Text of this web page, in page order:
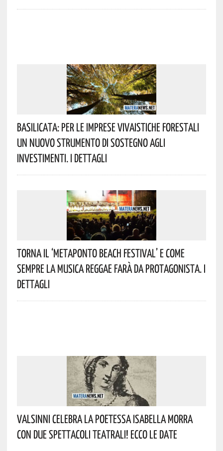
Basilicata: Per Le Imprese Vivaistiche Forestali
Un Nuovo Strumento Di Sostegno Agli
Investimenti. I Dettagli
Torna Il ‘Metaponto Beach Festival’ E Come
Sempre La Musica Reggae Farà Da Protagonista. I
Dettagli
Valsinni Celebra La Poetessa Isabella Morra
Con Due Spettacoli Teatrali! Ecco Le Date